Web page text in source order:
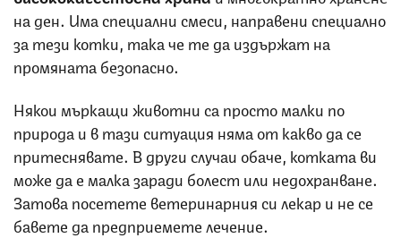
на ден. Има специални смеси, направени специално
за тези котки, така че те да издържат на
промяната безопасно.
Някои мъркащи животни са просто малки по
природа и в тази ситуация няма от какво да се
притеснявате. В други случаи обаче, котката ви
може да е малка заради болест или недохранване.
Затова посетете ветеринарния си лекар и не се
бавете да предприемете лечение.